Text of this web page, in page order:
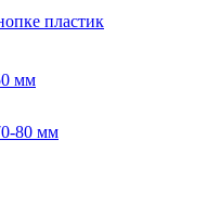
пластик
мм
80 мм